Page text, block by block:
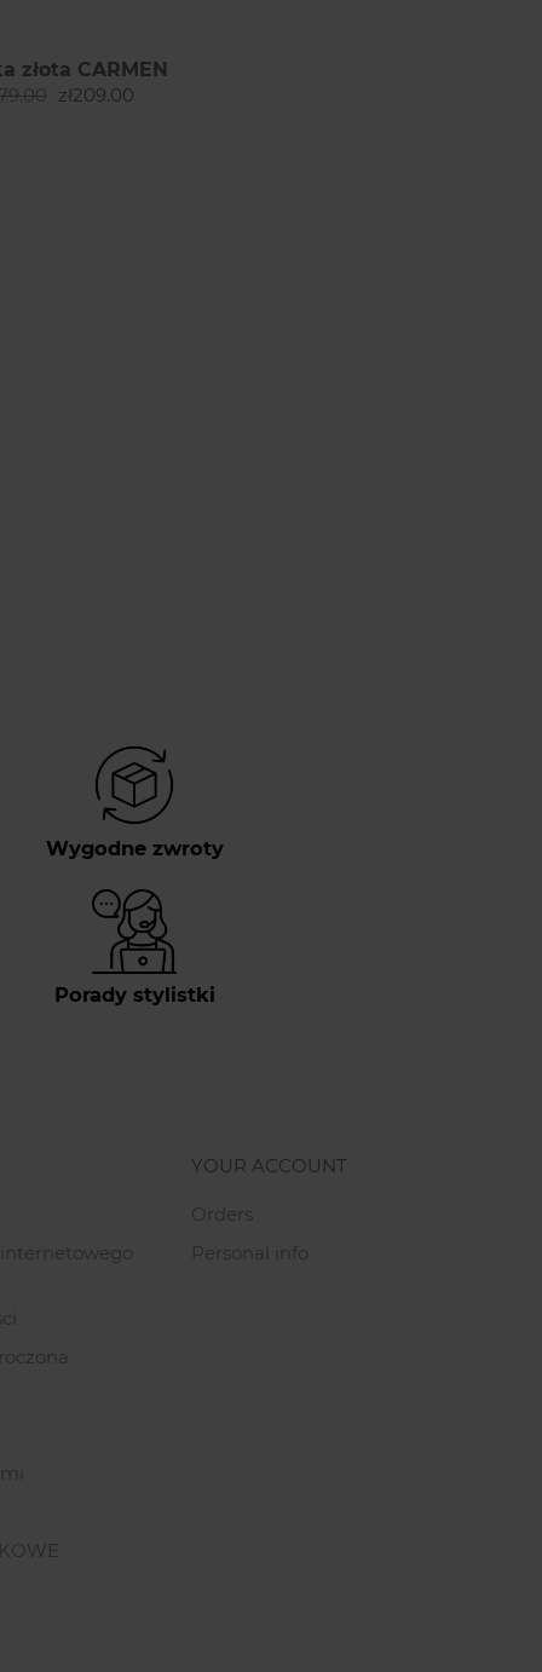
złota CARMEN
zł209.00
Wygodne zwroty
Porady stylistki
YOUR ACCOUNT
Orders
Personal info